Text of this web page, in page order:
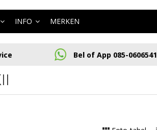
INFO MERKEN
Bel of App 085-0606541